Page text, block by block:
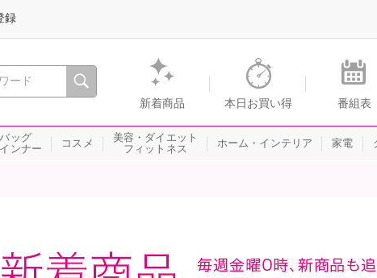
、瞬間を。通販・テレビショッピングのショップチャンネル
新着商品 本日お買い得 番組表
録
ッグ
ンナー
コスメ
美容・ダイエット
フィットネス
ホーム・インテリア 家電